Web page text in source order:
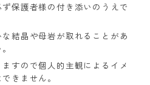
保護者様の付き添いのうえで
結晶や母岩が取れることがあ
すので個人的主観によるイメ
きません。